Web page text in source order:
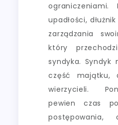
ograniczeniami.
upadłości,
zarządzania
który
syndyka. Syndyk
część majątku,
wierzycieli.
pewien czas
postępowania,